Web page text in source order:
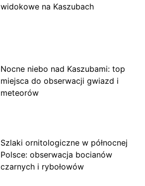
widokowe na Kaszubach
Nocne niebo nad Kaszubami: top
miejsca do obserwacji gwiazd i
meteorów
Szlaki ornitologiczne w północnej
Polsce: obserwacja bocianów
czarnych i rybołowów